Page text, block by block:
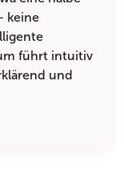
keine
führt intuitiv
und